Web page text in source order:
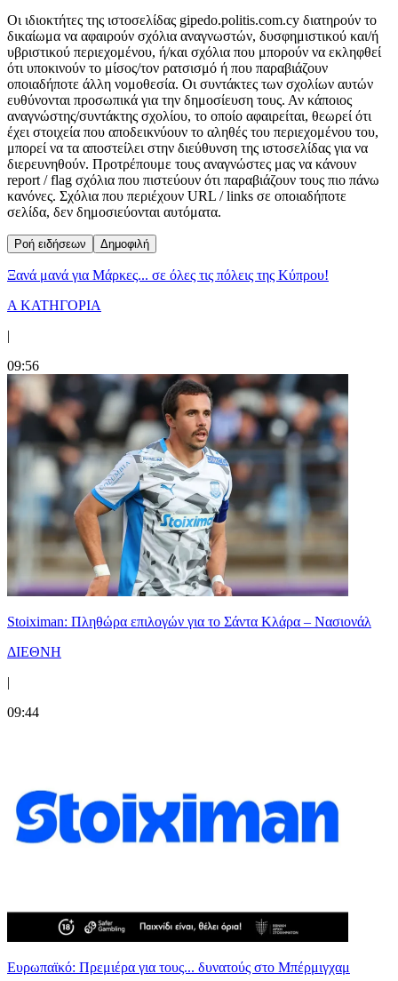
Οι ιδιοκτήτες της ιστοσελίδας gipedo.politis.com.cy διατηρούν το
δικαίωμα να αφαιρούν σχόλια αναγνωστών, δυσφημιστικού και/ή
υβριστικού περιεχομένου, ή/και σχόλια που μπορούν να εκληφθεί
ότι υποκινούν το μίσος/τον ρατσισμό ή που παραβιάζουν
οποιαδήποτε άλλη νομοθεσία. Οι συντάκτες των σχολίων αυτών
ευθύνονται προσωπικά για την δημοσίευση τους. Αν κάποιος
αναγνώστης/συντάκτης σχολίου, το οποίο αφαιρείται, θεωρεί ότι
έχει στοιχεία που αποδεικνύουν το αληθές του περιεχομένου του,
μπορεί να τα αποστείλει στην διεύθυνση της ιστοσελίδας για να
διερευνηθούν. Προτρέπουμε τους αναγνώστες μας να κάνουν
report / flag σχόλια που πιστεύουν ότι παραβιάζουν τους πιο πάνω
κανόνες. Σχόλια που περιέχουν URL / links σε οποιαδήποτε
σελίδα, δεν δημοσιεύονται αυτόματα.
Ροή ειδήσεων Δημοφιλή
Ξανά μανά για Μάρκες... σε όλες τις πόλεις της Κύπρου!
Α ΚΑΤΗΓΟΡΙΑ
|
09:56
Stoiximan: Πληθώρα επιλογών για το Σάντα Κλάρα – Νασιονάλ
ΔΙΕΘΝΗ
|
09:44
Ευρωπαϊκό: Πρεμιέρα για τους... δυνατούς στο Μπέρμιγχαμ